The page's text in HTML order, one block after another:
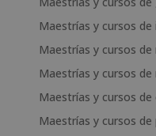
Maestrías y cursos
Maestrías y cursos
Maestrías y cursos
Maestrías y cursos
Maestrías y cursos de